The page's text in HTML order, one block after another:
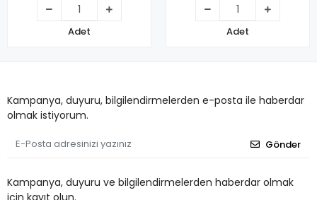
Adet Adet
Kampanya, duyuru, bilgilendirmelerden e-posta ile haberdar
olmak istiyorum.
Gönder
Kampanya, duyuru ve bilgilendirmelerden haberdar olmak
için kayıt olun.